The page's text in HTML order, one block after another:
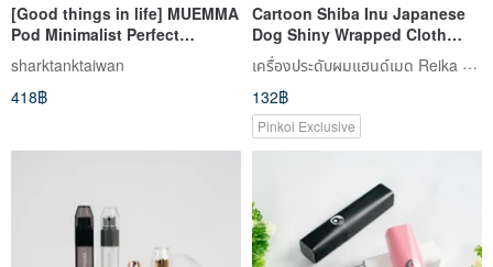
[Good things in life] MUEMMA
Pod Minimalist Perfect
Storage Hub (9 colors in total)
sharktanktaiwan
418฿
Cartoon Shiba Inu Japanese
Dog Shiny Wrapped Cloth
Baby Baby Hairpin Water Drop
Clip
เครื่องประดับผมแฮนด์เมด Reika & Bella
132฿
Pinkoi Exclusive